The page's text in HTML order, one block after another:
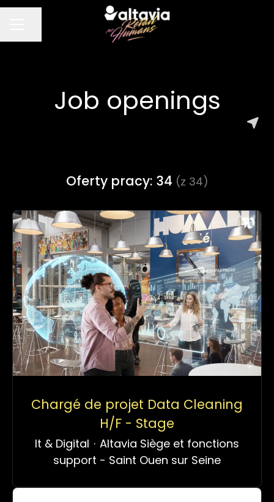
Udostępnij stronę
Job openings
Oferty pracy: 34 (z 34)
Chargé de projet Data Cleaning
H/F - Stage
It & Digital · Altavia Siège et fonctions
support - Saint Ouen sur Seine